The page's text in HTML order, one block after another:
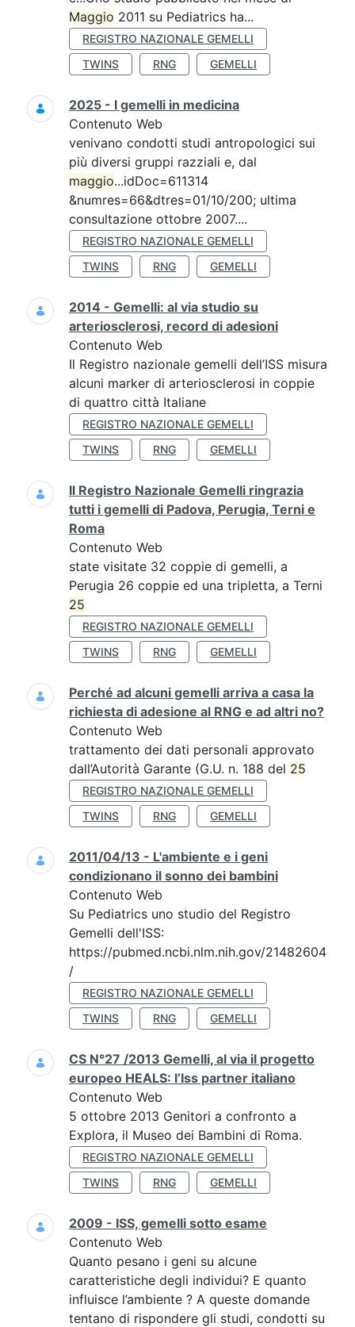
Maggio 2011 su Pediatrics ha...
REGISTRO NAZIONALE GEMELLI
TWINS
RNG GEMELLI
2025 - I gemelli in medicina
Contenuto Web
venivano condotti studi antropologici sui
più diversi gruppi razziali e, dal
maggio...idDoc=611314
&numres=66&dtres=01/10/200; ultima
consultazione ottobre 2007....
REGISTRO NAZIONALE GEMELLI
TWINS
RNG GEMELLI
2014 - Gemelli: al via studio su
arteriosclerosi, record di adesioni
Contenuto Web
Il Registro nazionale gemelli dell’ISS misura
alcuni marker di arteriosclerosi in coppie
di quattro città Italiane
REGISTRO NAZIONALE GEMELLI
TWINS
RNG GEMELLI
Il Registro Nazionale Gemelli ringrazia
tutti i gemelli di Padova, Perugia, Terni e
Roma
Contenuto Web
state visitate 32 coppie di gemelli, a
Perugia 26 coppie ed una tripletta, a Terni
25
REGISTRO NAZIONALE GEMELLI
TWINS
RNG GEMELLI
Perché ad alcuni gemelli arriva a casa la
richiesta di adesione al RNG e ad altri no?
Contenuto Web
trattamento dei dati personali approvato
dall’Autorità Garante (G.U. n. 188 del 25
REGISTRO NAZIONALE GEMELLI
TWINS
RNG GEMELLI
2011/04/13 - L'ambiente e i geni
condizionano il sonno dei bambini
Contenuto Web
Su Pediatrics uno studio del Registro
Gemelli dell'ISS:
https://pubmed.ncbi.nlm.nih.gov/21482604
/
REGISTRO NAZIONALE GEMELLI
TWINS
RNG GEMELLI
CS N°27 /2013 Gemelli, al via il progetto
europeo HEALS: l’Iss partner italiano
Contenuto Web
5 ottobre 2013 Genitori a confronto a
Explora, il Museo dei Bambini di Roma.
REGISTRO NAZIONALE GEMELLI
TWINS
RNG GEMELLI
2009 - ISS, gemelli sotto esame
Contenuto Web
Quanto pesano i geni su alcune
caratteristiche degli individui? E quanto
influisce l’ambiente ? A queste domande
tentano di rispondere gli studi, condotti su